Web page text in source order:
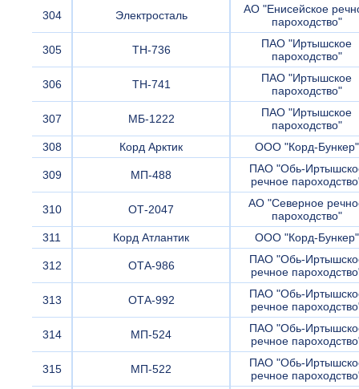
304 Электросталь
АО "Енисейское
пароходство"
305 ТН-736
ПАО "Иртышское
пароходство"
306 ТН-741
ПАО "Иртышское
пароходство"
307 МБ-1222
ПАО "Иртышское
пароходство"
308
Корд Арктик ООО "Корд-Бункер"
309 МП-488
ПАО "Обь-
речное
310 ОТ-2047
АО "Северное
пароходство"
311
Корд Атлантик ООО "Корд-Бункер"
312 ОТА-986
ПАО "Обь-
речное
313 ОТА-992
ПАО "Обь-
речное
314 МП-524
ПАО "Обь-
речное
315 МП-522
ПАО "Обь-
речное